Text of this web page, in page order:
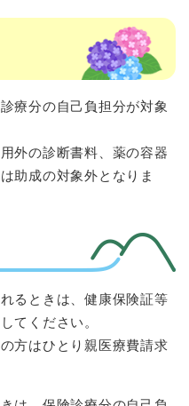
療分の自己負担分が対象
外の診断書料、薬の容器
助成の対象外となりま
るときは、健康保険証等
てください。
方はひとり親医療費請求